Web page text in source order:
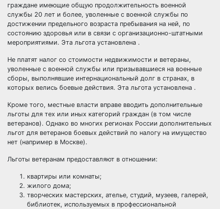
граждане имеющие общую продолжительность военной
службы 20 лет и более, уволенные с военной службы по
достижении предельного возраста пребывания на ней, по
состоянию здоровья или в связи с организационно-штатными
мероприятиями. Эта льгота установлена .
Не платят налог со стоимости недвижимости и ветераны,
уволенные с военной службы или призывавшиеся на военные
сборы, выполнявшие интернациональный долг в странах, в
которых велись боевые действия. Эта льгота установлена .
Кроме того, местные власти вправе вводить дополнительные
льготы для тех или иных категорий граждан (в том числе
ветеранов). Однако во многих регионах России дополнительных
льгот для ветеранов боевых действий по налогу на имущество
нет (например в Москве).
Льготы ветеранам предоставляют в отношении:
квартиры или комнаты;
жилого дома;
творческих мастерских, ателье, студий, музеев, галерей,
библиотек, используемых в профессиональной